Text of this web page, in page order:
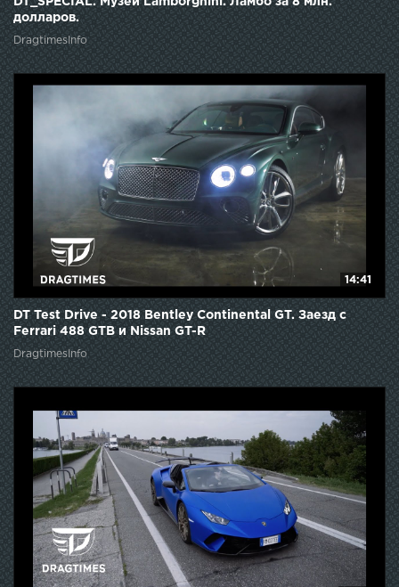
долларов.
DragtimesInfo
14:41
DT Test Drive - 2018 Bentley Continental GT. Заезд с
Ferrari 488 GTB и Nissan GT-R
DragtimesInfo